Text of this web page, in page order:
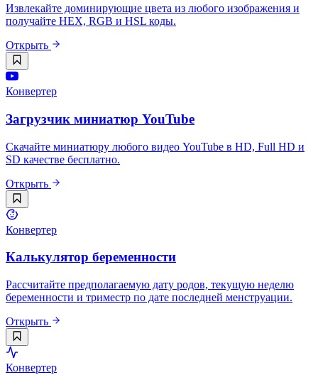
Извлекайте доминирующие цвета из любого изображения и
получайте HEX, RGB и HSL коды.
Открыть
Конвертер
Загрузчик миниатюр YouTube
Скачайте миниатюру любого видео YouTube в HD, Full HD и
SD качестве бесплатно.
Открыть
Конвертер
Калькулятор беременности
Рассчитайте предполагаемую дату родов, текущую неделю
беременности и триместр по дате последней менструации.
Открыть
Конвертер